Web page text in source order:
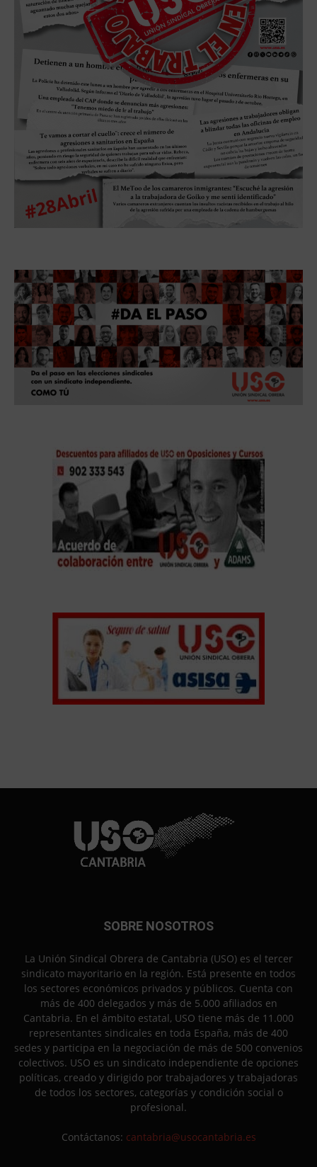
SOBRE NOSOTROS
La Unión Sindical Obrera de Cantabria (USO) es el tercer
sindicato mayoritario en la región. Está presente en todos
los sectores económicos privados y públicos. Cuenta con
más de 400 delegados y más de 5.000 afiliados en
Cantabria. En el ámbito estatal, USO tiene más de 11.000
representantes sindicales en toda España, más de 400
sedes y participa en la negociación de más de 500 convenios
colectivos. USO es un sindicato independiente de opciones
políticas, creado y dirigido por trabajadores y trabajadoras
de todos los sectores, categorías y condición social o
profesional.
Contáctanos: cantabria@usocantabria.es